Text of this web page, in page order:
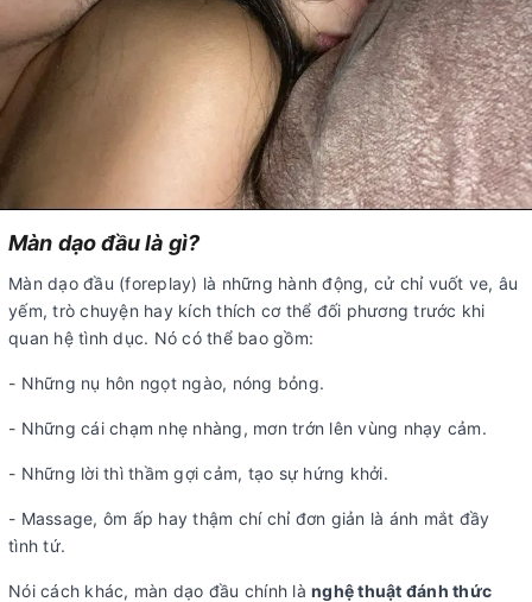
Màn dạo đầu là gì?
Màn dạo đầu (foreplay) là những hành động, cử chỉ vuốt ve, âu
yếm, trò chuyện hay kích thích cơ thể đối phương trước khi
quan hệ tình dục. Nó có thể bao gồm:
- Những nụ hôn ngọt ngào, nóng bỏng.
- Những cái chạm nhẹ nhàng, mơn trớn lên vùng nhạy cảm.
- Những lời thì thầm gợi cảm, tạo sự hứng khởi.
- Massage, ôm ấp hay thậm chí chỉ đơn giản là ánh mắt đầy
tình tứ.
Nói cách khác, màn dạo đầu chính là nghệ thuật đánh thức